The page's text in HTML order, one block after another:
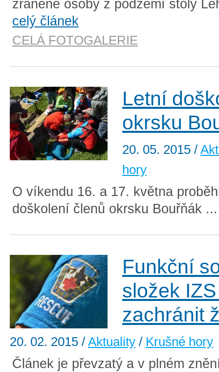
zraněné osoby z podzemí štoly
celý článek
CELÁ FOTOGALERIE
Letní
okrsku
20. 05. 2015 /
hory
O víkendu 16. a 17. května
doškolení členů okrsku Bouřňák
Funkční
složek
zachránit
20. 02. 2015 / Aktuality / Krušné hory
Článek je převzatý a v plném